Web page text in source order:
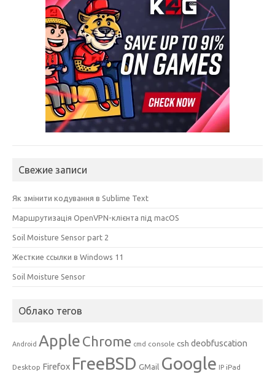
Свежие записи
Як змінити кодування в Sublime Text
Маршрутизація OpenVPN-клієнта під macOS
Soil Moisture Sensor part 2
Жесткие ссылки в Windows 11
Soil Moisture Sensor
Облако тегов
Android Apple Chrome cmd console csh deobfuscation
Desktop Firefox FreeBSD GMail Google IP iPad